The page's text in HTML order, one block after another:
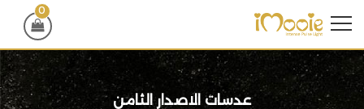
0
عدسات الاصدار الثامن